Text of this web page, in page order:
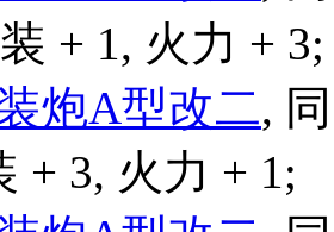
+ 1, 火力 + 3;
炮A型改二,
+ 3, 火力 + 1;